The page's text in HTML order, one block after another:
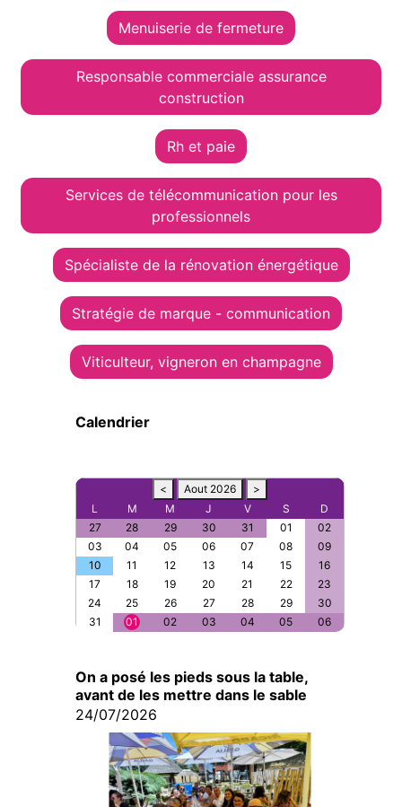
Menuiserie de fermeture
Responsable commerciale assurance
construction
Rh et paie
Services de télécommunication pour les
professionnels
Spécialiste de la rénovation énergétique
Stratégie de marque - communication
Viticulteur, vigneron en champagne
Calendrier
< Aout 2026
>
L
M M J V S
D
27
28 29 30 31 01
02
03
04 05 06 07 08
09
10
11 12 13 14 15
16
17
18 19 20 21 22
23
24
25 26 27 28 29
30
31
01 02 03 04 05 06
On a posé les pieds sous la table,
avant de les mettre dans le sable
24/07/2026